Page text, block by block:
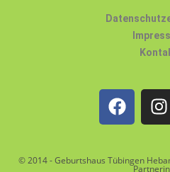
© 2014 - Geburtshaus Tübingen